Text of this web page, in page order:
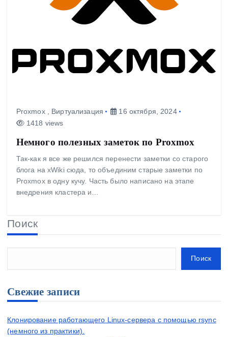
Proxmox, Виртуализация
16 октября, 2024
1418 views
Немного полезных заметок по Proxmox
Так-как я все же решился перенести заметки со старого
блога на xWiki сюда, то объединим старые заметки по
Proxmox в одну кучу. Часть было написано на этапе
внедрения кластера и…
Поиск
Поиск
Свежие записи
Клонирование работающего Linux-сервера с помощью rsync
(немного из практики).